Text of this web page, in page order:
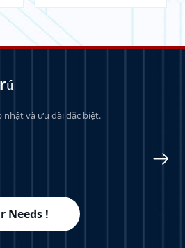
nhật và ưu đãi đặc biệt.
Needs !